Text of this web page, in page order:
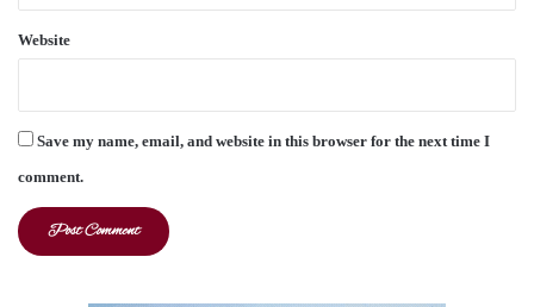
Website
Save my name, email, and website in this browser for the next time I
comment.